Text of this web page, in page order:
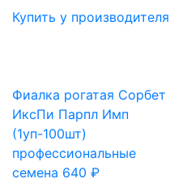
Купить у производителя
Фиалка рогатая Сорбет
ИксПи Парпл Имп
(1уп-100шт)
профессиональные
семена 640 ₽